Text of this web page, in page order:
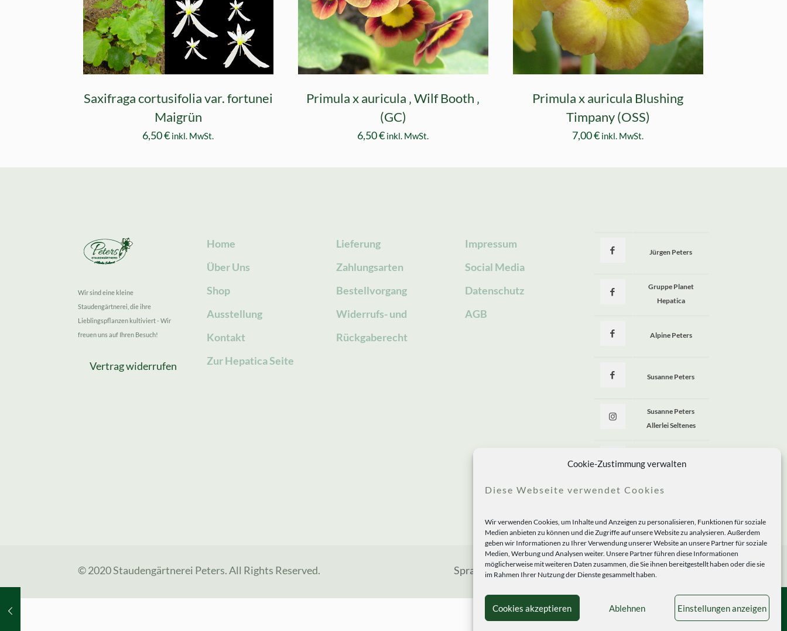
Cookie-Zustimmung verwalten
Diese Webseite verwendet Cookies
Wir verwenden Cookies, um Inhalte und Anzeigen zu personalisieren, Funktionen für soziale
Medien anbieten zu können und die Zugriffe auf unsere Website zu analysieren. Außerdem
geben wir Informationen zu Ihrer Verwendung unserer Website an unsere Partner für soziale
Medien, Werbung und Analysen weiter. Unsere Partner führen diese Informationen
möglicherweise mit weiteren Daten zusammen, die Sie ihnen bereitgestellt haben oder die sie
im Rahmen Ihrer Nutzung der Dienste gesammelt haben.
Cookies akzeptieren Ablehnen Einstellungen anzeigen
Saxifraga cortusifolia var. fortunei
Maigrün
6,50€ inkl. MwSt.
Primula x auricula ‚ Wilf Booth ‚
(GC)
6,50€ inkl. MwSt.
Primula x auricula Blushing
Timpany (OSS)
7,00€ inkl. MwSt.
Wir sind eine kleine
Staudengärtnerei, die ihre
Lieblingspflanzen kultiviert - Wir
freuen uns auf Ihren Besuch!
Vertrag widerrufen
Home
Über Uns
Shop
Ausstellung
Kontakt
Zur Hepatica Seite
Lieferung
Zahlungsarten
Bestellvorgang
Widerrufs- und
Rückgaberecht
Impressum
Social Media
Datenschutz
AGB
Jürgen Peters
Gruppe Planet
Hepatica
Alpine Peters
Susanne Peters
Susanne Peters
Allerlei Seltenes
Allerlei Seltenes
© 2020 Staudengärtnerei Peters. All Rights Reserved. Sprachen